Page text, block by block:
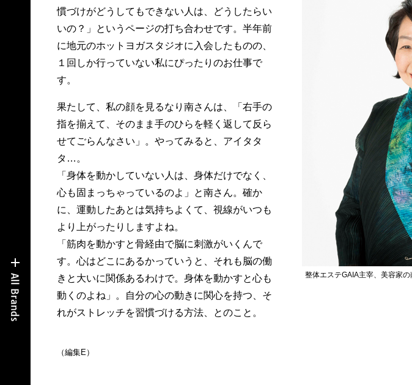
慣づけがどうしてもできない人は、どうしたらい
いの？」というページの打ち合わせです。半年前
に地元のホットヨガスタジオに入会したものの、
１回しか行っていない私にぴったりのお仕事で
す。
果たして、私の顔を見るなり南さんは、「右手の
指を揃えて、そのまま手のひらを軽く返して反ら
せてごらんなさい」。やってみると、アイタタ
タ…。
「身体を動かしていない人は、身体だけでなく、
心も固まっちゃっているのよ」と南さん。確か
に、運動したあとは気持ちよくて、視線がいつも
より上がったりしますよね。
「筋肉を動かすと骨経由で脳に刺激がいくんで
す。心はどこにあるかっていうと、それも脳の働
きと大いに関係あるわけで。身体を動かすと心も
動くのよね」。自分の心の動きに関心を持つ、そ
れがストレッチを習慣づける方法、とのこと。
整体エステGAIA主宰、美容家の
（編集E）